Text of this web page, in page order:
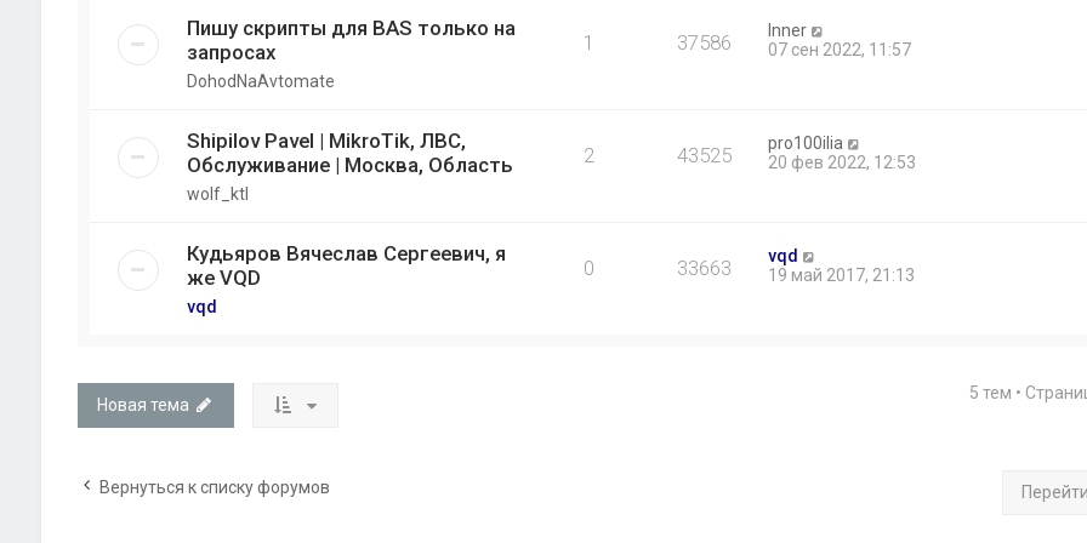
Пишу скрипты для BAS только на
запросах
DohodNaAvtomate
1 37586
Inner
07 сен 2022, 11:57
Shipilov Pavel | MikroTik, ЛВС,
Обслуживание | Москва, Область
wolf_ktl
2 43525
pro100ilia
20 фев 2022, 12:53
Кудьяров Вячеслав Сергеевич, я
же VQD
vqd
0 33663
vqd
19 май 2017, 21:13
Новая тема
5 тем •
Вернуться к списку форумов Перейти